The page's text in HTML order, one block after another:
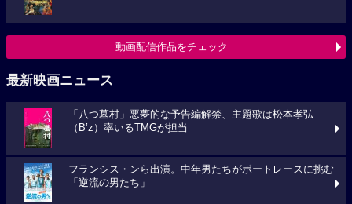
動画配信作品をチェック
最新映画ニュース
「八つ墓村」悪夢的な予告編解禁、主題歌は松本孝弘
（B’z）率いるTMGが担当
フランシス・ンら出演。中年男たちがボートレースに挑む
「逆流の男たち」